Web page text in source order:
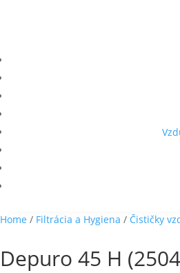
Home / Filtrácia a Hygiena / Čističky
Depuro 45 H